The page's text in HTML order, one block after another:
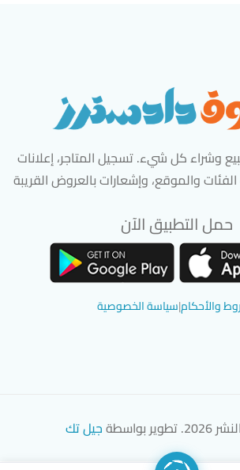
وشراء كل شيء. تسجيل المتاجر، إعلانات
والموقع، وإشعارات بالعروض القريبة
حمل التطبيق الآن
والأحكام|سياسة الخصوصية
بواسطة جيل تك